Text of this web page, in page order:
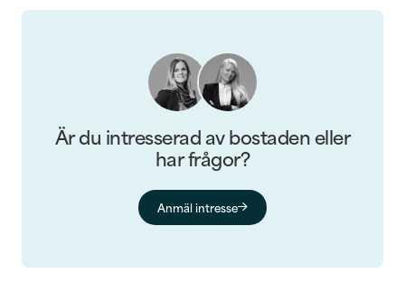
Är du intresserad av bostaden eller
har frågor?
Anmäl intresse